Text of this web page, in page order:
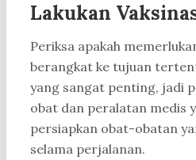
Lakukan
Periksa apakah
berangkat ke tujuan
yang sangat penting, jadi
obat dan peralatan medis
persiapkan obat-obatan
selama perjalanan.